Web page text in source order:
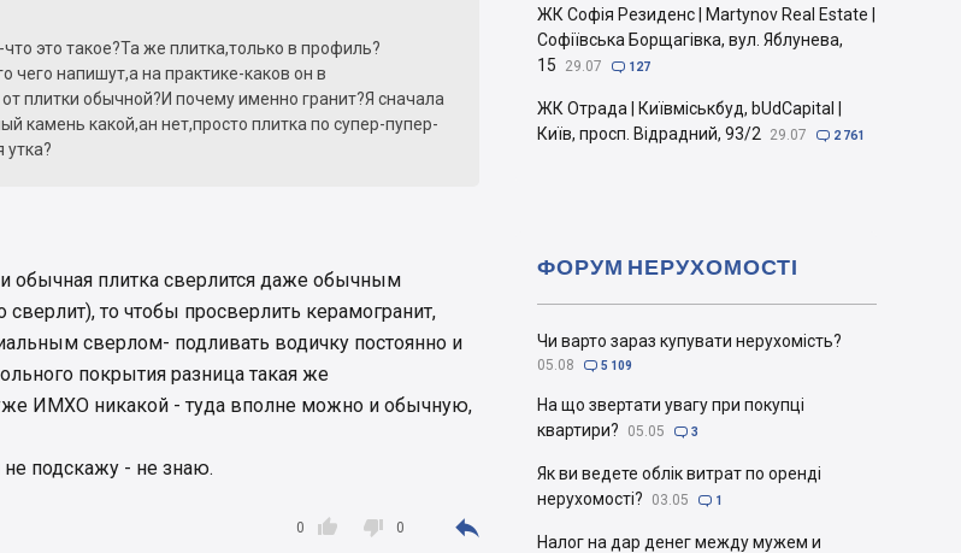
это такое?Та же плитка,только в профиль?
чего напишут,а на практике-каков он в
плитки обычной?И почему именно гранит?Я сначала
камень какой,ан нет,просто плитка по супер-пупер-
утка?
обычная плитка сверлится даже обычным
то чтобы просверлить керамогранит,
сверлом- подливать водичку постоянно и
покрытия разница такая же
ИМХО никакой - туда вполне можно и обычную,
не подскажу - не знаю.

0  0 
ЖК Софія Резиденс | Martynov Real Estate |
Софіївська Борщагівка, вул. Яблунева,
15
29.07  127
ЖК Отрада | Київміськбуд, bUdCapital |
Київ, просп. Відрадний, 93/2
29.07  2 761
Чи варто зараз купувати нерухомість?
05.08  5 109
На що звертати увагу при покупці
квартири?
05.05  3
Як ви ведете облік витрат по оренді
нерухомості?
03.05  1
Налог на дар денег между мужем и
ФОРУМ НЕРУХОМОСТІ